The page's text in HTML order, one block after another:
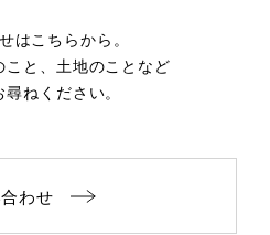
はこちらから。
と、土地のことなど
ねください。
わせ